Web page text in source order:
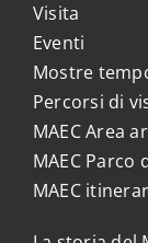
Visita
Eventi
Mostre
Percorsi di
MAEC Area
MAEC Parco
MAEC